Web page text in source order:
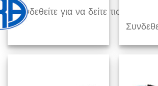
Συνδεθείτε για να δείτε τις τιμές